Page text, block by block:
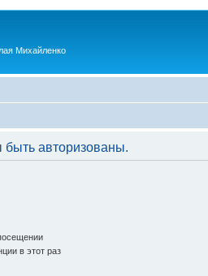
Михайленко
авторизованы.
в этот раз